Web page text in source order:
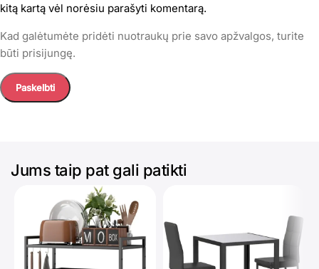
kitą kartą vėl norėsiu parašyti komentarą.
Kad galėtumėte pridėti nuotraukų prie savo apžvalgos, turite
būti prisijungę.
Jums taip pat gali patikti